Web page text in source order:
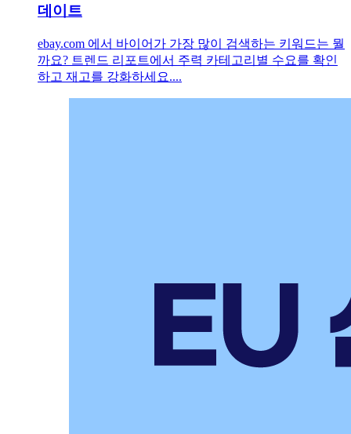
데이트
ebay.com 에서 바이어가 가장 많이 검색하는 키워드는 뭘
까요? 트렌드 리포트에서 주력 카테고리별 수요를 확인
하고 재고를 강화하세요....